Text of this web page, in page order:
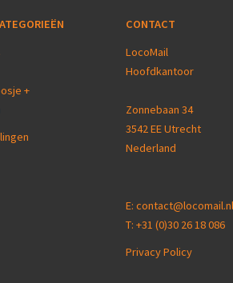
+
CONTACT
LocoMail
Hoofdkantoor
Zonnebaan 34
3542 EE Utrecht
Nederland
E: contact@locomail.nl
T: +31 (0)30 26 18 086
Privacy Policy